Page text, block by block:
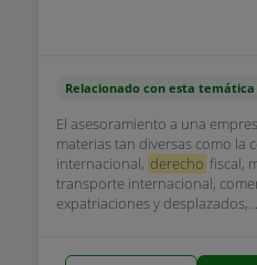
Relacionado con esta temática
El asesoramiento a una
materias tan diversas como la
internacional, derecho fiscal,
transporte internacional,
expatriaciones y desplazados,...